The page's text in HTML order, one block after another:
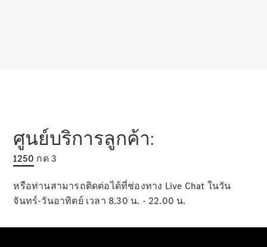
เกี่ยวกับเรา
AMG
MAYBACH
Defining
Class
เพราะว่านี่
Mercedes-
ศูนย์บริการลูกค้า:
1250 กด 3
หรือท่านสามารถติดต่อได้ที่ช่องทาง Live Chat ในวัน
จันทร์-วันอาทิตย์ เวลา 8.30 น. - 22.00 น.